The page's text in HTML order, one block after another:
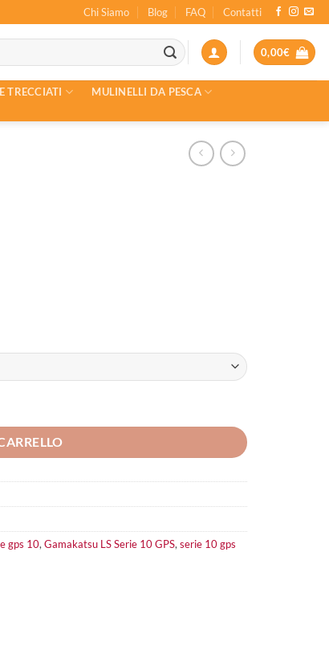
Chi Siamo Blog FAQ Contatti
0,00€
TRECCIATI
MULINELLI DA PESCA
gps 10, Gamakatsu LS Serie 10 GPS, serie 10 gps